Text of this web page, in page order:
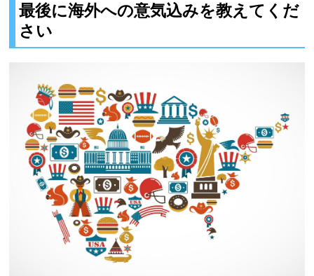
最後に海外への意気込みを教えてくだ
さい